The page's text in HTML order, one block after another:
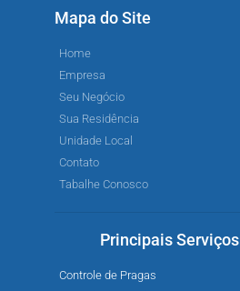
Mapa do Site
Home
Empresa
Seu Negócio
Sua Residência
Unidade Local
Contato
Tabalhe Conosco
Principais Serviços
Controle de Pragas